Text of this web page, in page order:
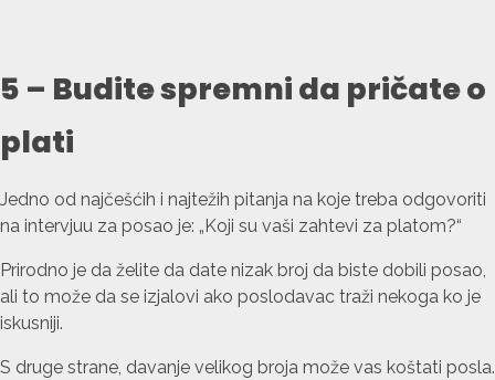
5 – Budite spremni da pričate o
plati
Jedno od najčešćih i najtežih pitanja na koje treba odgovoriti
na intervjuu za posao je: „Koji su vaši zahtevi za platom?“
Prirodno je da želite da date nizak broj da biste dobili posao,
ali to može da se izjalovi ako poslodavac traži nekoga ko je
iskusniji.
S druge strane, davanje velikog broja može vas koštati posla.